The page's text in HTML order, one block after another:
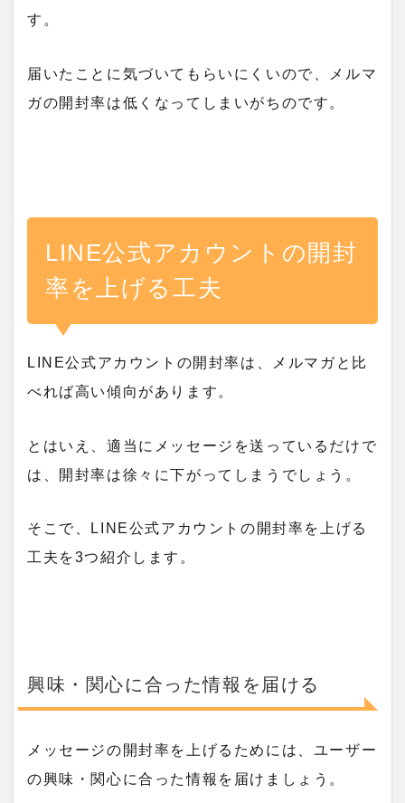
す。
届いたことに気づいてもらいにくいので、メルマ
ガの開封率は低くなってしまいがちのです。
LINE公式アカウントの開封
率を上げる工夫
LINE公式アカウントの開封率は、メルマガと比
べれば高い傾向があります。
とはいえ、適当にメッセージを送っているだけで
は、開封率は徐々に下がってしまうでしょう。
そこで、LINE公式アカウントの開封率を上げる
工夫を3つ紹介します。
興味・関心に合った情報を届ける
メッセージの開封率を上げるためには、ユーザー
の興味・関心に合った情報を届けましょう。